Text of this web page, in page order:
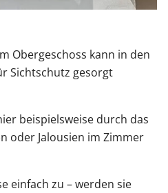
Obergeschoss kann in den
Sichtschutz gesorgt
beispielsweise durch das
oder Jalousien im Zimmer
einfach zu – werden sie